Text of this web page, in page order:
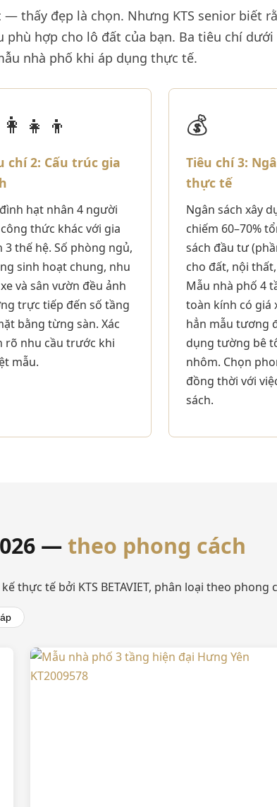
thấy đẹp là chọn. Nhưng KTS senior biết
hợp cho lô đất của bạn. Ba tiêu chí dưới
nhà phố khi áp dụng thực tế.
chí 2: Cấu trúc gia
hạt nhân 4 người
thức khác với gia
3 thế hệ. Số phòng ngủ,
sinh hoạt chung, nhu
và sân vườn đều ảnh
trực tiếp đến số tầng
bằng từng sàn. Xác
rõ nhu cầu trước khi
mẫu.
💰
Tiêu chí 3:
thực tế
Ngân sách xây
chiếm 60–70%
sách đầu tư
cho đất, nội
Mẫu nhà phố 4
toàn kính có giá
hẳn mẫu tương
dụng tường bê
nhôm. Chọn
đồng thời với
sách.
—theo phong cách
thực tế bởi KTS BETAVIET, phân loại theo